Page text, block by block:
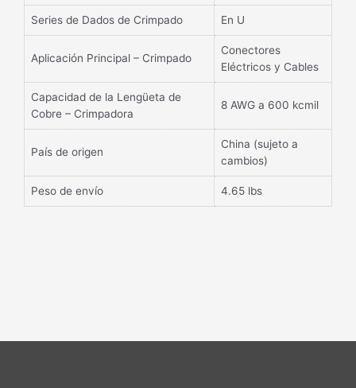
Series de Dados de Crimpado En U
Aplicación Principal – Crimpado
Conectores
Eléctricos y Cables
Capacidad de la Lengüeta de
Cobre – Crimpadora
8 AWG a 600 kcmil
País de origen
China (sujeto a
cambios)
Peso de envío 4.65 lbs